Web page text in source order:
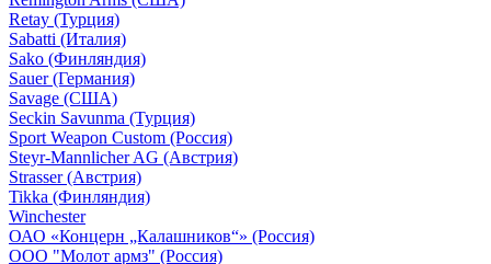
Retay (Турция)
Sabatti (Италия)
Sako (Финляндия)
Sauer (Германия)
Savage (США)
Seckin Savunma (Турция)
Sport Weapon Custom (Россия)
Steyr-Mannlicher AG (Австрия)
Strasser (Австрия)
Tikka (Финляндия)
Winchester
ОАО «Концерн „Калашников“» (Россия)
ООО "Молот армз" (Россия)